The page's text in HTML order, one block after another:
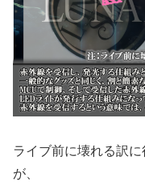
ライブ前に壊れる訳
が、